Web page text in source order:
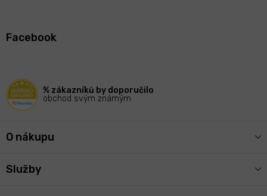
Facebook
% zákazníků by doporučilo
obchod svým známým
O nákupu
Služby